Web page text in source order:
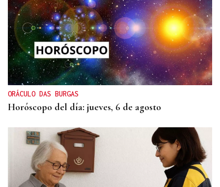
ORÁCULO DAS BURGAS
Horóscopo del día: jueves, 6 de agosto